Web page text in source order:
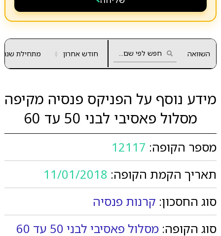
השוואה חודש אחרון ▲
▼ מתחילת שנה
מידע נוסף על הפניקס פנסיה מקיפה
מסלול פאסיבי לבני 50 עד 60
מספר הקופה: 12117
תאריך הקמת הקופה: 11/01/2018
סוג החסכון: קרנות פנסיה
סוג הקופה: מסלול פאסיבי לבני 50 עד 60